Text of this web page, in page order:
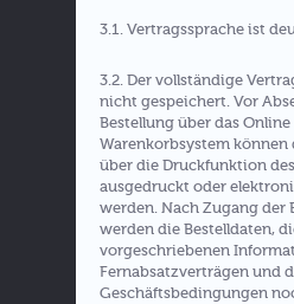
3.1. Vertragssprache ist
3.2. Der vollständige
nicht gespeichert. Vor
Bestellung über das Online
Warenkorbsystem können
über die Druckfunktion
ausgedruckt oder
werden. Nach Zugang der
werden die Bestelldaten,
vorgeschriebenen
Fernabsatzverträgen und
Geschäftsbedingungen